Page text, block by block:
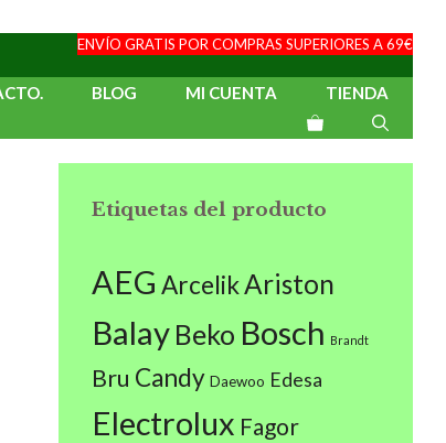
ENVÍO GRATIS POR COMPRAS SUPERIORES A 69€
BLOG MI CUENTA TIENDA
Etiquetas del producto
AEG ArcelikAriston
Balay Beko Bosch Brandt
Bru Candy Daewoo Edesa
Electrolux Fagor